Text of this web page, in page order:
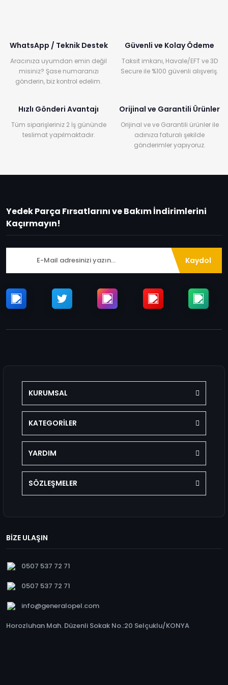
WhatsApp / Teknik Destek
Aracınıza uyumdan emin değil
misiniz? Şase numaranızı
gönderin, biz kontrol edelim.
Güvenli ve Kolay Ödeme
Taksit imkanı, Havale/EFT ve 3D
Secure ile %100 güvenli alışveriş.
Hızlı Gönderi Avantajı
Tüm siparişleriniz 2 İş gününde
teslimat yapılmaktadır.
Orijinal ve Garantili Ürünler
Orijinal ve ve Garantili ürünler ile
adınıza faturalı şekilde
gönderimler yapıyoruz.
Yedek Parça Fırsatlarını ve Bakım İndirimlerini
Kaçırmayın!
Kaydol
KURUMSAL
KATEGORİLER
YARDIM
SÖZLEŞMELER
BİZE ULAŞIN
0507 537 72 71
0507 537 72 71
info@generalopel.com
Horozluhan Mah. Düzenli Sokak No.:20 Selçuklu/KONYA